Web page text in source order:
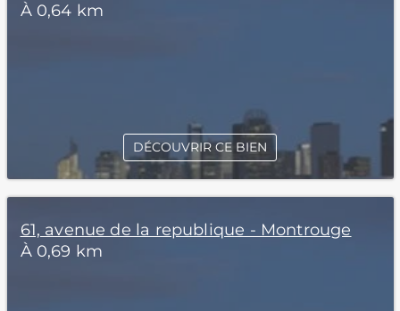
À 0,64 km
DÉCOUVRIR CE BIEN
61, avenue de la republique - Montrouge
À 0,69 km